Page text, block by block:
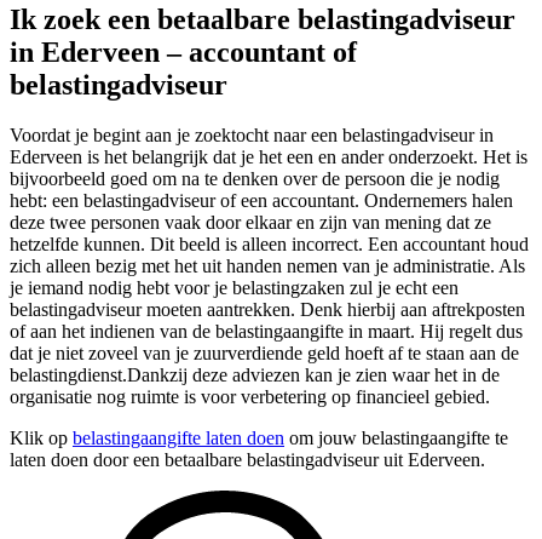
Ik zoek een betaalbare belastingadviseur
in Ederveen – accountant of
belastingadviseur
Voordat je begint aan je zoektocht naar een belastingadviseur in
Ederveen is het belangrijk dat je het een en ander onderzoekt. Het is
bijvoorbeeld goed om na te denken over de persoon die je nodig
hebt: een belastingadviseur of een accountant. Ondernemers halen
deze twee personen vaak door elkaar en zijn van mening dat ze
hetzelfde kunnen. Dit beeld is alleen incorrect. Een accountant houd
zich alleen bezig met het uit handen nemen van je administratie. Als
je iemand nodig hebt voor je belastingzaken zul je echt een
belastingadviseur moeten aantrekken. Denk hierbij aan aftrekposten
of aan het indienen van de belastingaangifte in maart. Hij regelt dus
dat je niet zoveel van je zuurverdiende geld hoeft af te staan aan de
belastingdienst.Dankzij deze adviezen kan je zien waar het in de
organisatie nog ruimte is voor verbetering op financieel gebied.
Klik op belastingaangifte laten doen om jouw belastingaangifte te
laten doen door een betaalbare belastingadviseur uit Ederveen.